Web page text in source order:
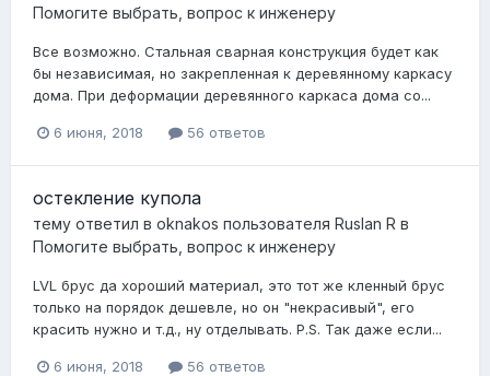
Помогите выбрать, вопрос к инженеру
Все возможно. Стальная сварная конструкция будет как
бы независимая, но закрепленная к деревянному каркасу
дома. При деформации деревянного каркаса дома со...
6 июня, 2018 56 ответов
остекление купола
тему ответил в oknakos пользователя Ruslan R в
Помогите выбрать, вопрос к инженеру
LVL брус да хороший материал, это тот же кленный брус
только на порядок дешевле, но он "некрасивый", его
красить нужно и т.д., ну отделывать. P.S. Так даже если...
6 июня, 2018 56 ответов